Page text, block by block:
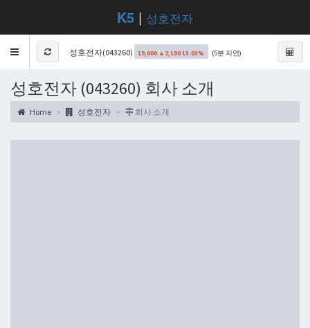
K5 | 성호전자
Toggle
navigation
성호전자(043260) 19,000 ▲2,190 13.03% (5분 지연)
성호전자 (043260) 회사 소개
Home 성호전자 회사 소개